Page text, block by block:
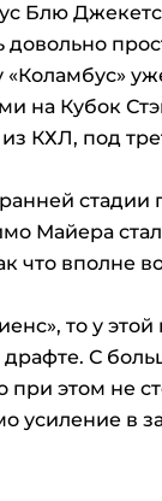
Блю
на Кубок
КХЛ, под
Майера
что вполне
то у
С
этом не
усиление в